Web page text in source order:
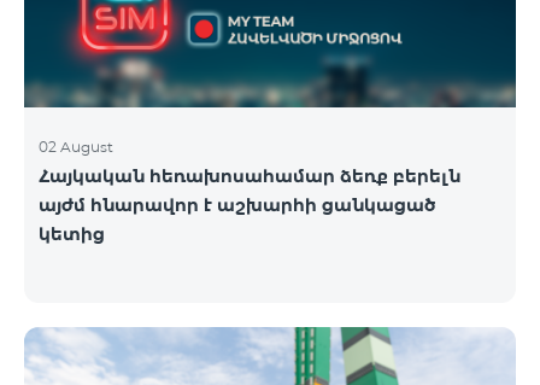
02 August
Հայկական հեռախոսահամար ձեռք բերելն
այժմ հնարավոր է աշխարհի ցանկացած
կետից